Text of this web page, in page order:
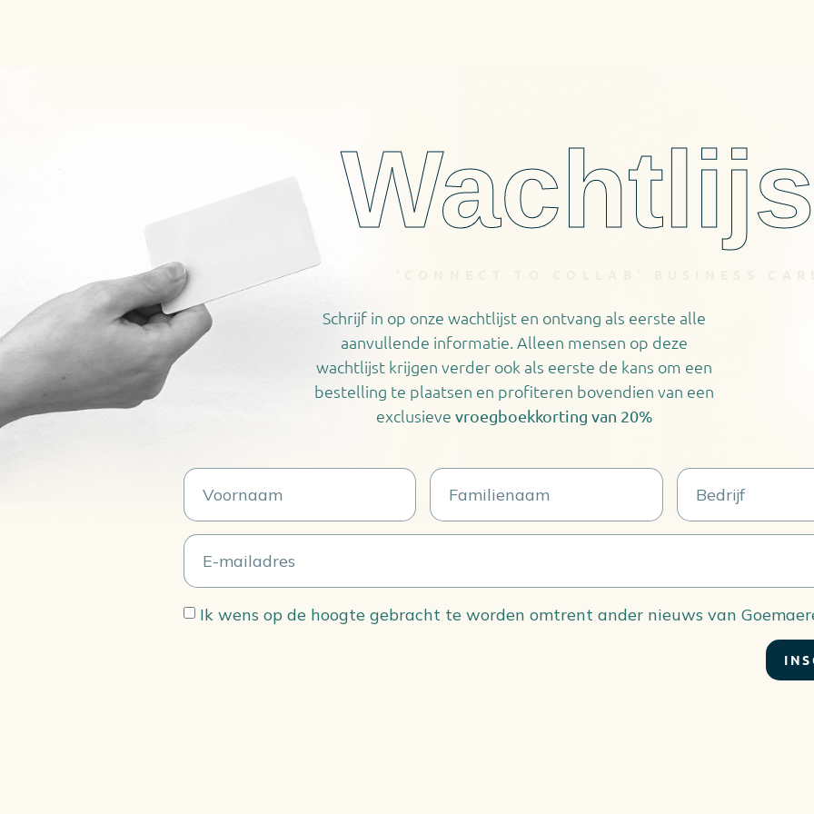
'CONNECT TO COLLAB' BUSINESS
Schrijf in op onze wachtlijst en ontvang als eerste alle
aanvullende informatie. Alleen mensen op deze
wachtlijst krijgen verder ook als eerste de kans om een
bestelling te plaatsen en profiteren bovendien van een
exclusieve vroegboekkorting van 20%
Ik wens op de hoogte gebracht te worden omtrent ander nieuws van